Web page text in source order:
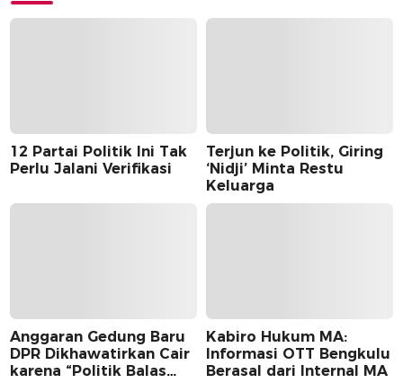
12 Partai Politik Ini Tak
Perlu Jalani Verifikasi
Terjun ke Politik, Giring
‘Nidji’ Minta Restu
Keluarga
Anggaran Gedung Baru
DPR Dikhawatirkan Cair
karena “Politik Balas
Kabiro Hukum MA:
Informasi OTT Bengkulu
Berasal dari Internal MA